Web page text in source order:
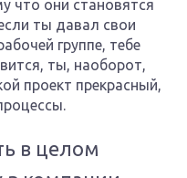
что они становятся
ты давал свои
группе, тебе
ты, наоборот,
проект прекрасный,
в целом